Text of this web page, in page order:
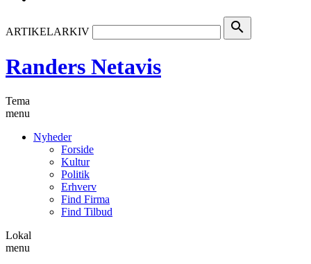
ARTIKELARKIV search
Randers Netavis
Tema
menu
Nyheder
Forside
Kultur
Politik
Erhverv
Find Firma
Find Tilbud
Lokal
menu